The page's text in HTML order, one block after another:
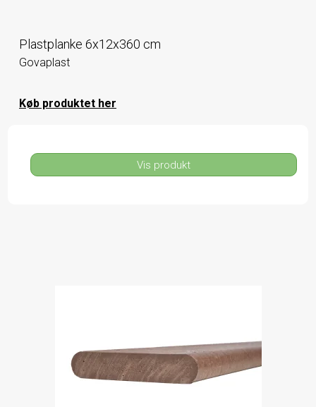
Plastplanke 6x12x360 cm
Govaplast
Køb produktet her
Vis produkt